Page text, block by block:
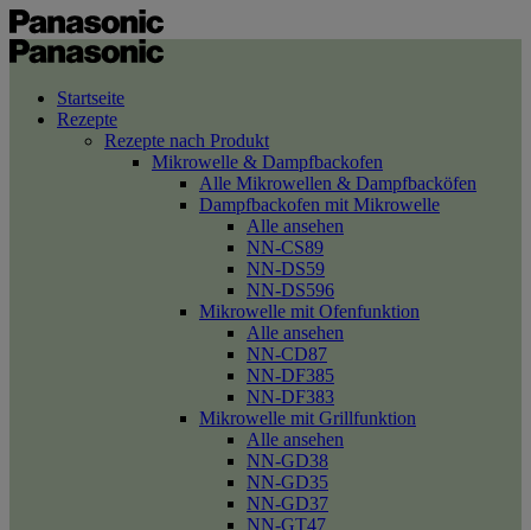
Startseite
Rezepte
Rezepte nach Produkt
Mikrowelle & Dampfbackofen
Alle Mikrowellen & Dampfbacköfen
Dampfbackofen mit Mikrowelle
Alle ansehen
NN-CS89
NN-DS59
NN-DS596
Mikrowelle mit Ofenfunktion
Alle ansehen
NN-CD87
NN-DF385
NN-DF383
Mikrowelle mit Grillfunktion
Alle ansehen
NN-GD38
NN-GD35
NN-GD37
NN-GT47